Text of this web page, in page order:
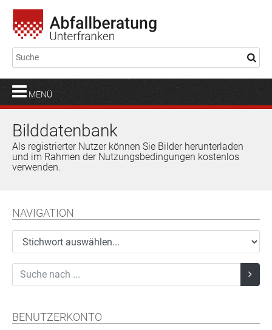
MENÜ
Bilddatenbank
Als registrierter Nutzer können Sie Bilder herunterladen
und im Rahmen der Nutzungsbedingungen kostenlos
verwenden.
NAVIGATION
BENUTZERKONTO